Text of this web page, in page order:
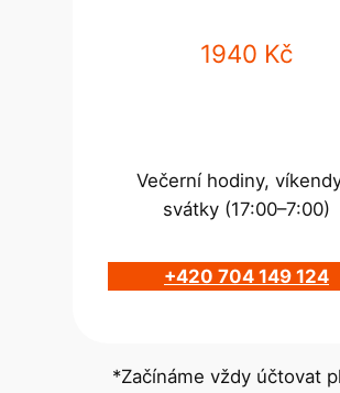
1940 Kč
Večerní hodiny,
svátky (17:00–7:00)
+420 704 149 124
*Začínáme vždy účtovat